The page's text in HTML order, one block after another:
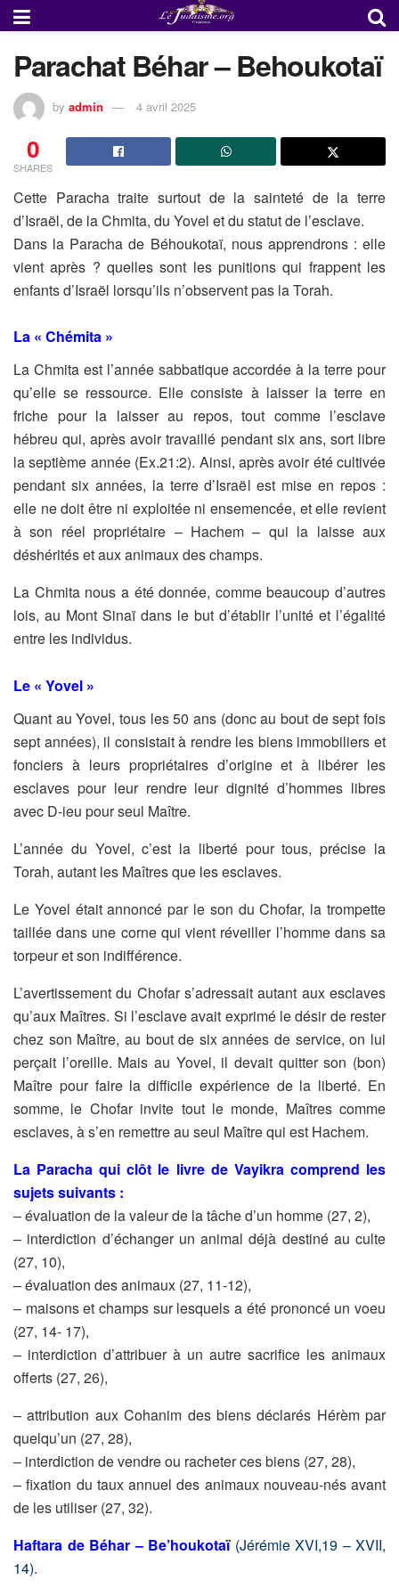
Parachat Béhar – Behoukotaï
by admin 4 avril 2025
0
SHARES
Cette Paracha traite surtout de la sainteté de la terre
d’Israël, de laChmita, du Yovel et du statut de l’esclave.
Dans la Paracha de Béhoukotaï, nous apprendrons : elle
vient après ? quelles sont les punitions qui frappent les
enfantsd’Israël lorsqu’ils n’observent pas la Torah.
La « Chémita »
La Chmita est l’année sabbatique accordée à la terre pour
qu’elle se ressource. Elle consiste à laisser la terre en
friche pour la laisser au repos, tout comme l’esclave
hébreu qui, après avoir travaillé pendant six ans, sort libre
la septième année (Ex.21:2). Ainsi, après avoir étécultivée
pendant six années, la terre d’Israël est mise en repos :
elle ne doit être ni exploitée ni ensemencée, et elle revient
à son réelpropriétaire – Hachem – qui la laisse aux
déshérités et aux animauxdes champs.
La Chmita nous a été donnée, comme beaucoup d’autres
lois, au Mont Sinaï dans le but d’établir l’unité et l’égalité
entre les individus.
Le « Yovel »
Quant au Yovel, tous les 50 ans (donc au bout de sept fois
sept années), il consistait à rendre les biens immobiliers et
fonciers à leurs propriétaires d’origine et à libérer les
esclaves pour leur rendre leurdignité d’hommes libres
avec D-ieu pour seul Maître.
L’année du Yovel, c’est la liberté pour tous, précise la
Torah, autant les Maîtres que les esclaves.
Le Yovel était annoncé par le son du Chofar, la trompette
taillée dans une corne qui vient réveiller l’homme dans sa
torpeur et son indifférence.
L’avertissement du Chofar s’adressait autant aux esclaves
qu’aux Maîtres. Si l’esclave avait exprimé le désir de rester
chez son Maître, au bout de six années de service, on lui
perçait l’oreille. Mais au Yovel, il devait quitter son (bon)
Maître pour faire la difficile expérience de la liberté. En
somme, le Chofar invite tout le monde, Maîtres comme
esclaves, à s’en remettre au seul Maître qui est Hachem.
La Paracha qui clôt le livre de Vayikra comprend les
sujetssuivants :
– évaluation de la valeur de la tâche d’un homme (27, 2),
– interdiction d’échanger un animal déjà destiné au culte
(27, 10),
– évaluation des animaux (27, 11-12),
– maisons et champs sur lesquels a été prononcé un voeu
(27, 14- 17),
– interdiction d’attribuer à un autre sacrifice les animaux
offerts (27, 26),
– attribution aux Cohanim des biens déclarés Hérèm par
quelqu’un (27, 28),
– interdiction de vendre ou racheter ces biens (27, 28),
– fixation du taux annuel des animaux nouveau-nés avant
de les utiliser (27, 32).
Haftara de Béhar – Be’houkotaï (Jérémie XVI,19 – XVII,
14).